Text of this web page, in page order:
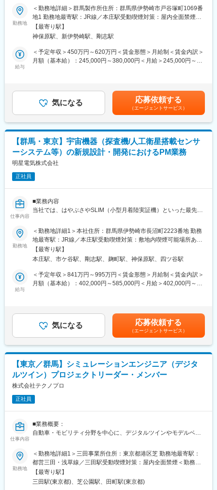
＜出向先について＞
企業名：株式会社IHIエアロスペース
本社所在地：〒370-2398 群馬県富岡市藤木900番地
品の製造、販売など
変更の範囲：会社の定める業務
まで展開する、「広くモノづくりの会社」です～
■業務内容：
開発本部（群馬製作所内）にて、自動車部品の設計業務を担って
いただきます。自動車のボディや排気システムの樹脂部品／金属
部品の設計を行い、完成車メーカー開発者との連携もとりながら
業務推進いただきます。キャリア向上および自身が携わった部品
・自動御社部品の軽量化技術
・自動車の自動化、電動化にまつわる技術
・自社開発の高倍率発泡成形技術を用いた商品開発
・75年の塑性加工/表面処理技術の航空宇宙、生活、産業機械分
野など他領域展開へのさらなる拡大
■三恵技研工業の業界優位性：
当社は、研究開発/設計から生産技術・製造・表面処理まで全工程
を自社で手掛け、完成車各社様をお取引先とするTier１自動車部
品メーカーです。また自動車部品製造で培ってきた技術を、建
機・業務用厨房機器・マグボトル等生活用品・キャンプ用品・医
療用機器・宇宙ロケット連絡カプセル等の開発・製造に活用し非
自動車分野でも常に新しい付加価値を創造・模索し続けていま
変更の範囲：会社の定める業務
勤務地
＜勤務地詳細＞群馬製作所住所：群馬県伊勢崎市戸谷塚町1069番
地1 勤務地最寄駅：JR線／本庄駅受動喫煙対策：屋内全面禁煙変
更の範囲：会社の定める事業所
【最寄り駅】
神保原駅、新伊勢崎駅、剛志駅
給与
＜予定年収＞450万円～620万円＜賃金形態＞月給制＜賃金内訳＞
月額（基本給）：245,000円～380,000円＜月給＞245,000円～
回（7月、12月）賃金はあくまでも目安の金額であり、選考を通
じて上下する可能性があります。月給(月額)は固定手当を含めた表
記です。
気になる 応募依頼する
（エージェントサービス）
【群馬・東京】宇宙機器（探査機/人工衛星搭載センサ
ーシステム等）の新規設計・開発におけるPM業務
明星電気株式会社
正社員
仕事内容
■業務内容
当社では、はやぶさやSLIM（小型月着陸実証機）といった最先端
宙飛行士を支援する船内ドローン「Int-Ball」など、様々な宇宙開
発・探査機器を開発しています。
探査機/人工衛星搭載センサーシステム（宇宙用カメラ、分光計、
粒子観測装置、通信装置、制御装置等）の開発に向けた、設計か
ら試験までにおける日程・コストなどの管理および顧客との技術
折衝といったPM業務をお任せいたします。
◎宇宙開発・探査機器の開発における設計・解析・試験等のスケ
ジュールの設定、試験計画のとりまとめ、各種工程・コスト管理
◎社内外ステークホルダーとの協業・折衝（JAXA/社内設計・開
発部門/国内外メーカー/共同研究先等）
プロジェクトは基本的に新規開発品の設計・開発プロジェクトが
多く、仕様を検討する段階から参画するような機会も多数ありま
す。企画・構想から技術開発、設計、検証試験まで、これからの
宇宙開発・探査に向けた新規製品開発に携わっていただきます。
※基本は製造、試験の拠点である伊勢崎本社での業務を想定してお
をメインに、伊勢崎へ出張ベースで勤務いただくことも検討可能
です。また、お客様との折衝や関連メーカーとの技術調整、試
験、運用フェーズ等においては、JAXAや関連メーカー、試験場な
どへの出張が発生します。
勤務地
＜勤務地詳細1＞本社住所：群馬県伊勢崎市長沼町2223番地 勤務
地最寄駅：JR線／本庄駅受動喫煙対策：敷地内喫煙可能場所あり
＜勤務地詳細2＞東京事業所住所：東京都千代田区六番町2番地19
PMO市ヶ谷3階勤務地最寄駅：各線／市ヶ谷・四ツ谷・麹町駅受
業所（リモートワーク含む）
【最寄り駅】
本庄駅、市ケ谷駅、剛志駅、麹町駅、神保原駅、四ツ谷駅
給与
＜予定年収＞841万円～995万円＜賃金形態＞月給制＜賃金内訳＞
月額（基本給）：402,000円～585,000円＜月給＞402,000円～
気になる 応募依頼する
（エージェントサービス）
【東京／群馬】シミュレーションエンジニア（デジタ
ルツイン）プロジェクトリーダー・メンバー
株式会社テクノプロ
正社員
仕事内容
■業務概要：
自動車・モビリティ分野を中心に、デジタルツインやモデルベー
だきます。
電動化・SDV（Software Defined Vehicle）や産業機器分野など、
幅広い業界でのシミュレーション開発や効率的な検証プロセス構
築を担います。
勤務地
＜勤務地詳細1＞三田事業所住所：東京都港区芝 勤務地最寄駅：
都営三田・浅草線／三田駅受動喫煙対策：屋内全面禁煙＜勤務地
詳細2＞クライアント先（群馬）住所：群馬県 受動喫煙対策：屋
内全面禁煙
【最寄り駅】
三田駅(東京都)、芝公園駅、田町駅(東京都)